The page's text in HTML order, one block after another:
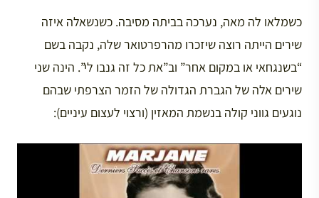
כשמלאו לה מאה, נערכה בביתה מסיבה. כשנשאלה איזה
שירים הייתה רוצה שיזכרו מהרפרטואר שלה, נקבה בשם
“בשנגחאי או במקום אחר” וב”את כל זה גנבו לי”. הינה שני
שירים אלה של הגברת הגדולה של הזמר הצרפתי שבהם
נוגעים גווני קולה בנשמת המאזין (ורצוי לעצום עיניים):